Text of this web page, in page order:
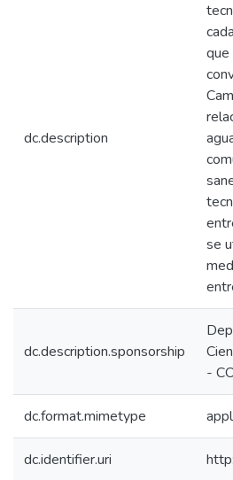
dc.description
que
se
dc.description.sponsorship
-
dc.format.mimetype
dc.identifier.uri